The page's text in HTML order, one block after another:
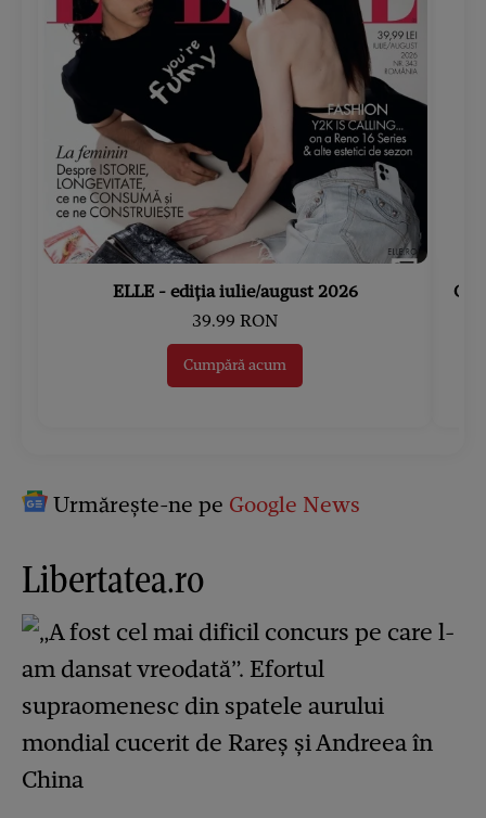
ELLE - ediția iulie/august 2026
39.99 RON
Cumpără acum
Urmărește-ne pe Google News
Libertatea.ro